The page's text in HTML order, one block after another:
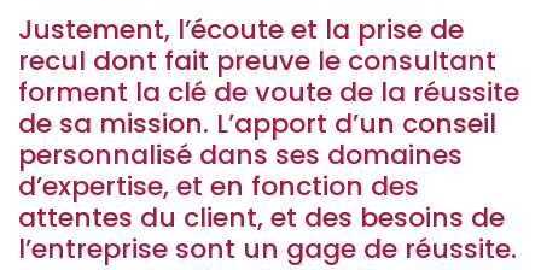
Justement, l’écoute et la prise de
recul dont fait preuve le consultant
forment la clé de voute de la réussite
de sa mission. L’apport d’un conseil
personnalisé dans ses domaines
d’expertise, et en fonction des
attentes du client, et des besoins de
l’entreprise sont un gage de réussite.